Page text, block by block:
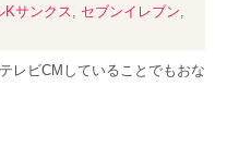
Kサンクス セブンイレブン
レビCMしていることでもおな